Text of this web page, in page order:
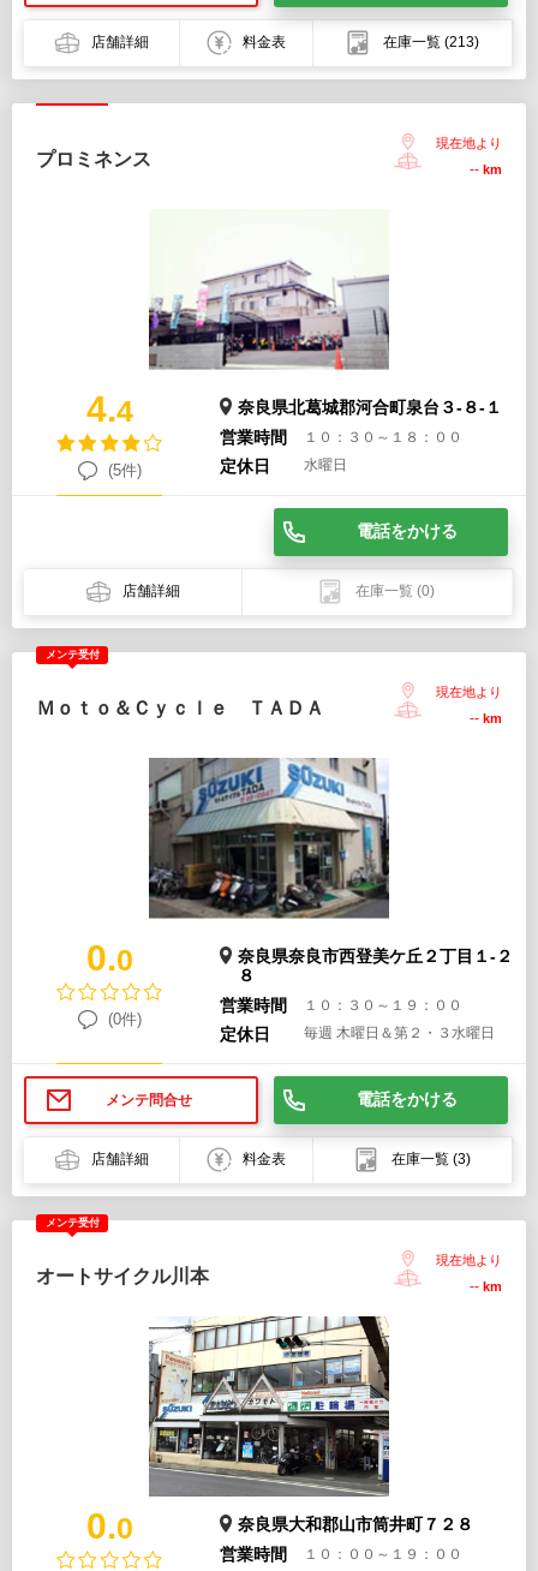
店舗詳細 料金表 在庫一覧 (213)
プロミネンス
現在地より
-- km
4.4
(5件)
奈良県北葛城郡河合町泉台３-８-１
営業時間
１０：３０～１８：００
定休日 水曜日
電話をかける
店舗詳細 在庫一覧 (0)
メンテ受付
Ｍｏｔｏ＆Ｃｙｃｌｅ ＴＡＤＡ
現在地より
-- km
0.0
(0件)
奈良県奈良市西登美ケ丘２丁目１-２
８
営業時間
１０：３０～１９：００
定休日 毎週 木曜日＆第２・３水曜日
メンテ問合せ 電話をかける
店舗詳細 料金表 在庫一覧 (3)
メンテ受付
オートサイクル川本
現在地より
-- km
0.0
奈良県大和郡山市筒井町７２８
営業時間
１０：００～１９：００